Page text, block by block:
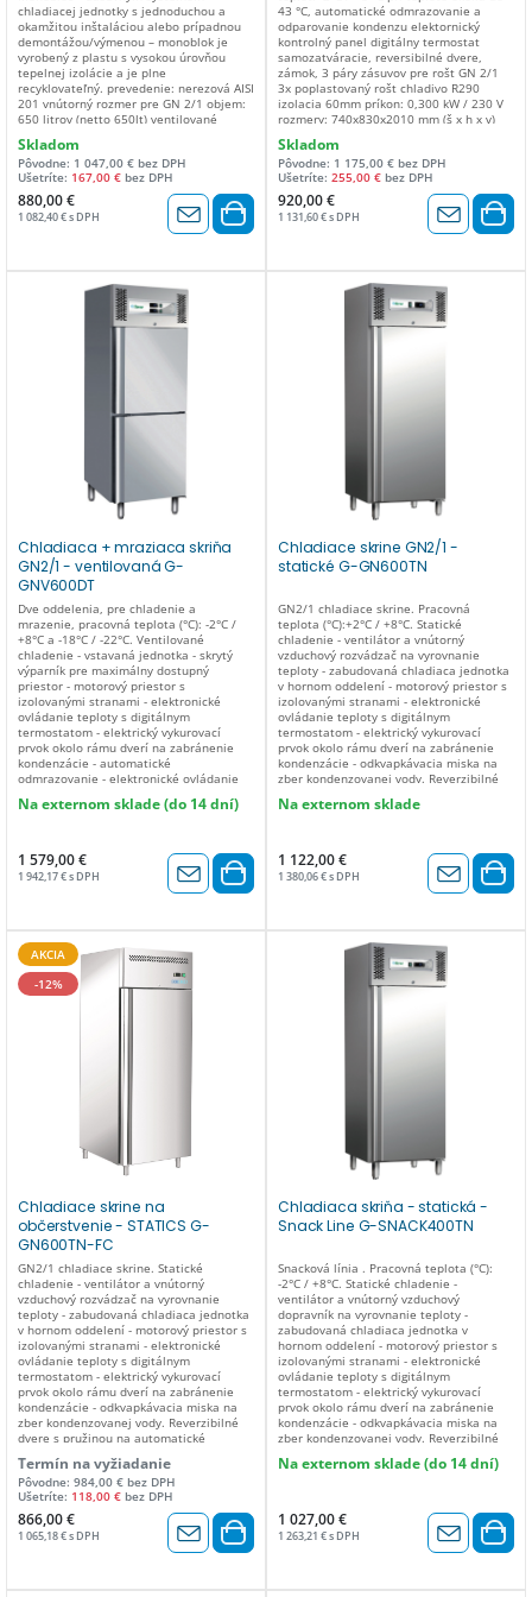
chladiacej jednotky s jednoduchou a
okamžitou inštaláciou alebo prípadnou
demontážou/výmenou – monoblok je
vyrobený z plastu s vysokou úrovňou
tepelnej izolácie a je plne
recyklovateľný. prevedenie: nerezová AISI
201 vnútorný rozmer pre GN 2/1 objem:
650 litrov (netto 650lt) ventilované
teplote okolia do 38 °C, automatické
odmrazovanie a odparovanie kondenzu
elektornický kontrolný panel digitálny
termostat samozatváracie, reversibilné
dvere, zámok, 3 páry zásuvov pre rošt
GN 2/1 3x poplastovaný rošt príkon:
Skladom
Pôvodne: 1 047,00 € bez DPH
Ušetríte: 167,00 € bez DPH
880,00 €
1 082,40 € s DPH
43 °C, automatické odmrazovanie a
odparovanie kondenzu elektornický
kontrolný panel digitálny termostat
samozatváracie, reversibilné dvere,
zámok, 3 páry zásuvov pre rošt GN 2/1
3x poplastovaný rošt chladivo R290
izolacia 60mm príkon: 0,300 kW / 230 V
rozmery: 740x830x2010 mm (š x h x v)
Skladom
Pôvodne: 1 175,00 € bez DPH
Ušetríte: 255,00 € bez DPH
920,00 €
1 131,60 € s DPH
Chladiaca + mraziaca skriňa
GN2/1 - ventilovaná G-
GNV600DT
Dve oddelenia, pre chladenie a
mrazenie, pracovná teplota (°C): -2°C /
+8°C a -18°C / -22°C. Ventilované
chladenie - vstavaná jednotka - skrytý
výparník pre maximálny dostupný
priestor - motorový priestor s
izolovanými stranami - elektronické
ovládanie teploty s digitálnym
termostatom - elektrický vykurovací
prvok okolo rámu dverí na zabránenie
kondenzácie - automatické
odmrazovanie - elektronické ovládanie
odparovanie kondenzovanej vody -
odnímateľné bez náradia - vnútorné LED
svetlo - dno so zaoblenými rohmi -
vonkajšie dno a zadné panely z
TEPLOTA/PREVÁDZKOVÁ TEPLOTA
Chladiace odd.: -2°C / +8°C Mraziace
odd.: -18°C / -22°C VONKAJŠIE ROZMERY
680 x 830 x 2010(v) mm VNÚTORNÉ
ROZMERY Chladiace odd.: 530 x 650 x
550(v) mm OBJEM 237 + 237 MAX.
hod. TYP CHLADENIA vetrané TYP
ODMRAZOVANIA automatické TYP
80 gr ODPAROVANIE KONDENZOVANEJ
VODY automatické REGULÁCIA TEPLOTY
elektronická IZOLÁCIA (mm) 60 SPOTREBA
ENERGIE (W) TN 250 / BT 300 NAPÄTIE
220-240V / 50Hz KONŠTRUKČNÝ
ZMENA OTVÁRANIA DVERÍ nie
VNÚTORNÉ OSVETLENIE nie DODANÉ
PRÍSLUŠENSTVO 4 rošty GN2/1 – 4 páry
(kg) 150 HRUBÁ HMOTNOSŤ (kg) 170
ROZMERY BALENIA 710 x 875 x 2160 (v)
mm
Na externom sklade (do 14 dní)
1 579,00 €
1 942,17 € s DPH
Chladiace skrine GN2/1 -
statické G-GN600TN
GN2/1 chladiace skrine. Pracovná
teplota (°C):+2°C / +8°C. Statické
chladenie - ventilátor a vnútorný
vzduchový rozvádzač na vyrovnanie
teploty - zabudovaná chladiaca jednotka
v hornom oddelení - motorový priestor s
izolovanými stranami - elektronické
ovládanie teploty s digitálnym
termostatom - elektrický vykurovací
prvok okolo rámu dverí na zabránenie
kondenzácie - odkvapkávacia miska na
zber kondenzovanej vody. Reverzibilné
zatváranie - zámok dverí s kľúčom -
vonkajšie zadné a spodné panely z
pozinkovaného plechu - výškovo
nastaviteľné nožičky. Regulácia teploty:
kapacita (L): 507 Výkon Watt: 260
Izolácia (mm): 60 Typ chladiaceho plynu:
R290 Typ chladenia: Statický Energetická
trieda: C Zmena otvárania dverí: Áno
Pracovná teplota (°C): +2°C / +8°C
x Výška: 71 x 84 x 218 cm Napájanie:
220-240 V / 1N / 50 Hz
Na externom sklade
1 122,00 €
1 380,06 € s DPH
AKCIA
-12%
Chladiace skrine na
občerstvenie - STATICS G-
GN600TN-FC
GN2/1 chladiace skrine. Statické
chladenie - ventilátor a vnútorný
vzduchový rozvádzač na vyrovnanie
teploty - zabudovaná chladiaca jednotka
v hornom oddelení - motorový priestor s
izolovanými stranami - elektronické
ovládanie teploty s digitálnym
termostatom - elektrický vykurovací
prvok okolo rámu dverí na zabránenie
kondenzácie - odkvapkávacia miska na
zber kondenzovanej vody. Reverzibilné
dvere s pružinou na automatické
beznástrojové vyberateľné tesnenie
dverí - dno so zaoblenými rohmi -
vonkajšie zadné a spodné panely z
pozinkovaného plechu - výškovo
nastaviteľné nožičky. PREVÁDZKOVÁ
TEPLOTA +2°C/+8°C VONKAJŠIE ROZMERY
1390(v) mm OBJEM (L) 507 MAX.
Termín na vyžiadanie
Pôvodne: 984,00 € bez DPH
Ušetríte: 118,00 € bez DPH
866,00 €
1 065,18 € s DPH
Chladiaca skriňa - statická -
Snack Line G-SNACK400TN
Snacková línia . Pracovná teplota (°C):
-2°C / +8°C. Statické chladenie -
ventilátor a vnútorný vzduchový
dopravník na vyrovnanie teploty -
zabudovaná chladiaca jednotka v
hornom oddelení - motorový priestor s
izolovanými stranami - elektronické
ovládanie teploty s digitálnym
termostatom - elektrický vykurovací
prvok okolo rámu dverí na zabránenie
kondenzácie - odkvapkávacia miska na
zber kondenzovanej vody. Reverzibilné
zámok dverí s kľúčom - beznástrojové
spodné panely z pozinkovaného plechu -
výškovo nastaviteľné nohy z nerezovej
ocele AISI 304. Regulácia teploty:
kapacita (L): 429 Výkon Watt: 260
Na externom sklade (do 14 dní)
1 027,00 €
1 263,21 € s DPH